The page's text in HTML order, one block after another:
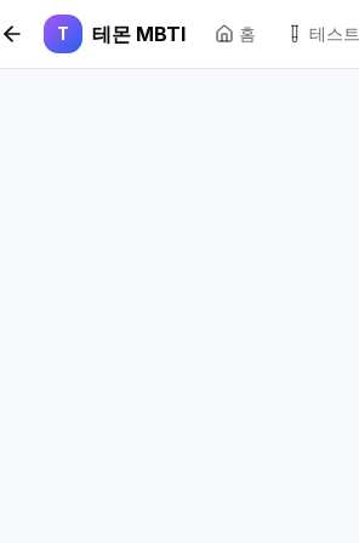
본문 바로가기
T 테몬 MBTI 홈 테스트